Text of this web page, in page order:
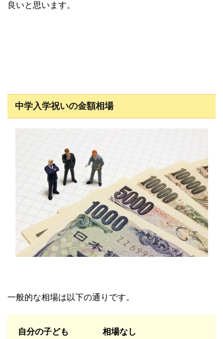
良いと思います。
中学入学祝いの金額相場
一般的な相場は以下の通りです。
自分の子ども 相場なし